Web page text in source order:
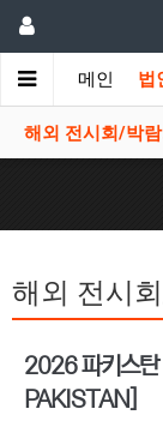
메인 법
해외 전시회/박
해외 전시
2026 파키스탄
PAKISTAN]